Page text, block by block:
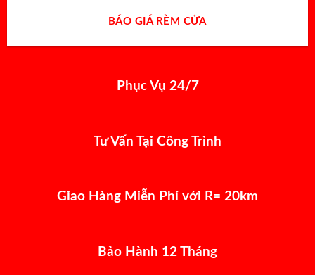
BÁO GIÁ RÈM CỬA
Phục Vụ 24/7
Tư Vấn Tại Công Trình
Giao Hàng Miễn Phí với R= 20km
Bảo Hành 12 Tháng